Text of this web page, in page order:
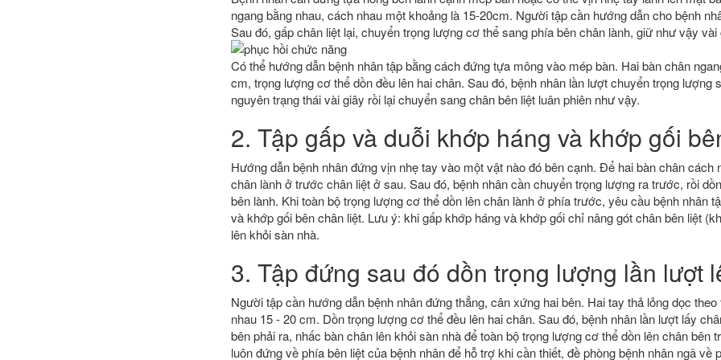
ngang bằng nhau, cách nhau một khoảng là 15-20cm. Người tập cần hướng dẫn cho bệnh
Sau đó, gấp chân liệt lại, chuyển trọng lượng cơ thể sang phía bên chân lành, giữ như vậy vài
Có thể hướng dẫn bệnh nhân tập bằng cách đứng tựa mông vào mép bàn. Hai bàn chân
cm, trọng lượng cơ thể dồn đều lên hai chân. Sau đó, bệnh nhân lần lượt chuyển trọng lượng
nguyên trạng thái vài giây rồi lại chuyển sang chân bên liệt luân phiên như vậy.
2. Tập gấp và duỗi khớp háng và khớp gối
Hướng dẫn bệnh nhân đứng vịn nhẹ tay vào một vật nào đó bên cạnh. Để hai bàn chân cách
chân lành ở trước chân liệt ở sau. Sau đó, bệnh nhân cần chuyển trọng lượng ra trước, rồi
bên lành. Khi toàn bộ trọng lượng cơ thể dồn lên chân lành ở phía trước, yêu cầu bệnh nhân
và khớp gối bên chân liệt. Lưu ý: khi gấp khớp háng và khớp gối chỉ nâng gót chân bên liệt
lên khỏi sàn nhà.
3. Tập đứng sau đó dồn trọng lượng lần lượt
Người tập cần hướng dẫn bệnh nhân đứng thẳng, cân xứng hai bên. Hai tay thả lỏng dọc
nhau 15 - 20 cm. Dồn trọng lượng cơ thể đều lên hai chân. Sau đó, bệnh nhân lần lượt lấy
bên phải ra, nhấc bàn chân lên khỏi sàn nhà để toàn bộ trọng lượng cơ thể dồn lên chân bên
luôn đứng về phía bên liệt của bệnh nhân để hỗ trợ khi cần thiết, đề phòng bệnh nhân ngã về